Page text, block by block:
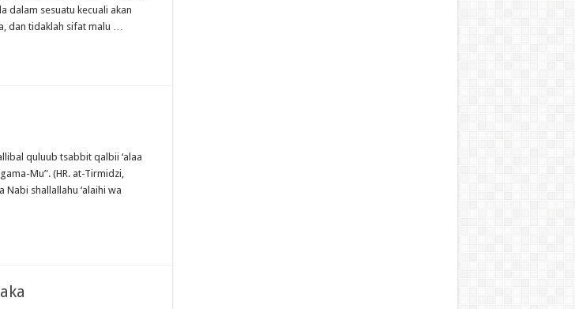
dalam sesuatu kecuali akan
dan tidaklah sifat malu …
Mu”. (HR. at-Tirmidzi,
Nabi shallallahu ‘alaihi wa